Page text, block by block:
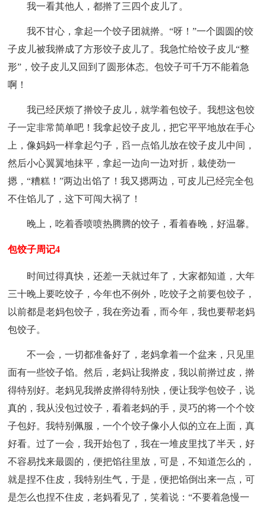
我一看其他人，都擀了三四个皮儿了。
我不甘心，拿起一个饺子团就擀。“呀！”一个圆圆的饺
子皮儿被我擀成了方形饺子皮儿了。我急忙给饺子皮儿“整
形”，饺子皮儿又回到了圆形体态。包饺子可千万不能着急
啊！
我已经厌烦了擀饺子皮儿，就学着包饺子。我想这包饺
子一定非常简单吧！我拿起饺子皮儿，把它平平地放在手心
上，像妈妈一样拿起勺子，舀一点馅儿放在饺子皮儿中间，
然后小心翼翼地抹平，拿起一边向一边对折，栽使劲一
摁，“糟糕！”两边出馅了！我又摁两边，可皮儿已经完全包
不住馅儿了，这下可闯大祸了！
晚上，吃着香喷喷热腾腾的饺子，看着春晚，好温馨。
包饺子周记4
时间过得真快，还差一天就过年了，大家都知道，大年
三十晚上要吃饺子，今年也不例外，吃饺子之前要包饺子，
以前都是老妈包饺子，我在旁边看，而今年，我也要帮老妈
包饺子。
不一会，一切都准备好了，老妈拿着一个盆来，只见里
面有一些饺子馅。然后，老妈让我擀皮，我以前擀过皮，擀
得特别好。老妈见我擀皮擀得特别快，便让我学包饺子，说
真的，我从没包过饺子，看着老妈的手，灵巧的将一个个饺
子包好。我特别佩服，一个个饺子像小人似的立在上面，真
好看。过了一会，我开始包了，我在一堆皮里找了半天，好
不容易找来最圆的，便把馅往里放，可是，不知道怎么的，
就是捏不住皮，我特别生气，于是，便把馅倒出来一点，可
是怎么也捏不住皮，老妈看见了，笑着说：“不要着急慢一